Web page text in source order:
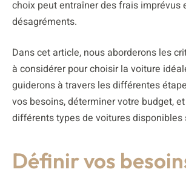
choix peut entraîner des frais imprévus
désagréments.
Dans cet article, nous aborderons les
à considérer pour choisir la voiture
guiderons à travers les différentes
vos besoins, déterminer votre budget,
différents types de voitures disponibles
Définir vos